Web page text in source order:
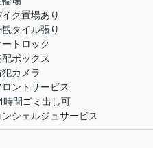
イク置場あり
観タイル張り
ートロック
配ボックス
犯カメラ
ロントサービス
時間ゴミ出し可
ンシェルジュサービス